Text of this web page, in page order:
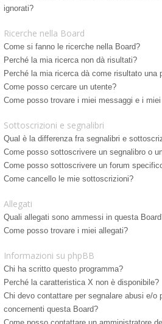
ignorati?
Ricerche nella Board
Come si fanno le ricerche nella Board?
Perché la mia ricerca non dà risultati?
Perché la mia ricerca dà come risultato una
Come posso cercare un utente?
Come posso trovare i miei messaggi e i
Sottoscrizioni e segnalibri
Qual è la differenza fra segnalibri e
Come posso sottoscrivere un segnalibro o
Come posso sottoscrivere un forum
Come cancello le mie sottoscrizioni?
Allegati
Quali allegati sono ammessi in questa
Come posso trovare i miei allegati?
Informazioni su phpBB
Chi ha scritto questo programma?
Perché la caratteristica X non è disponibile?
Chi devo contattare per segnalare abusi e/o
concernenti questa Board?